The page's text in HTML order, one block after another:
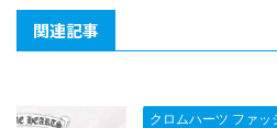
関連記事
クロムハーツ ファッ